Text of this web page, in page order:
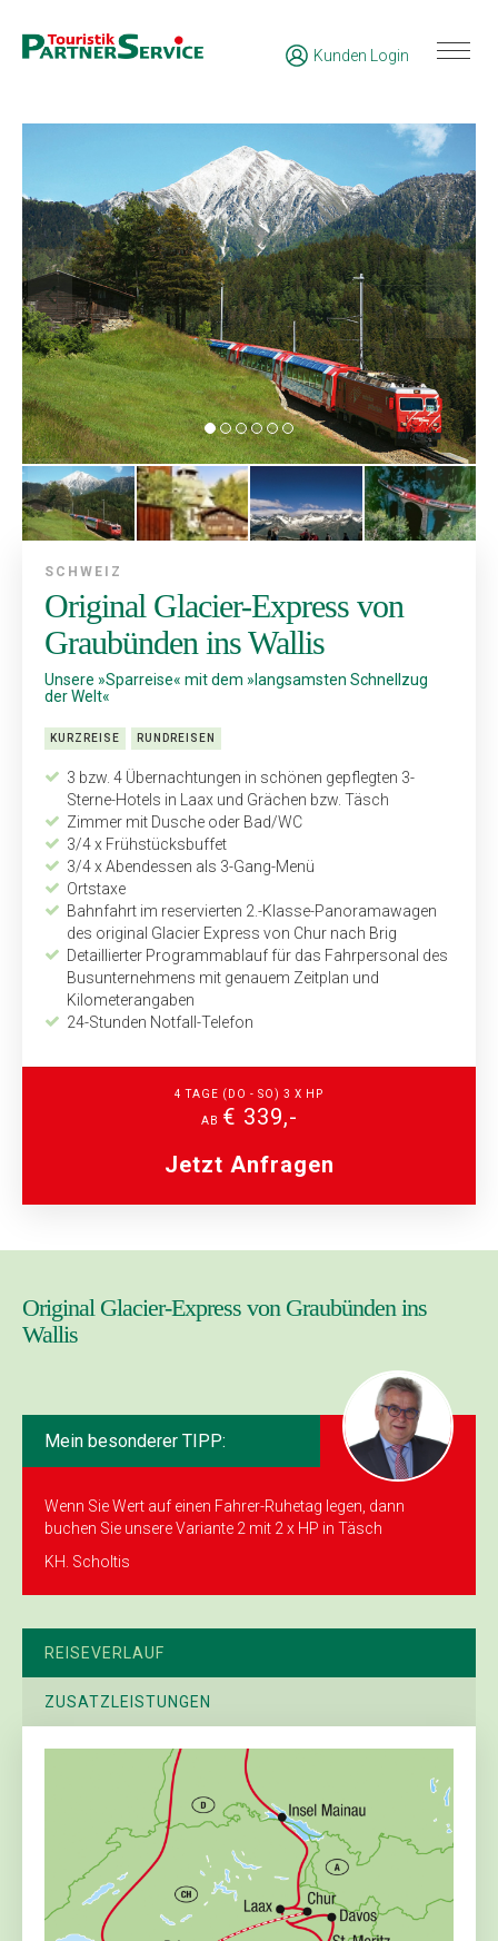
Kunden Login
SCHWEIZ
Original Glacier-Express von
Graubünden ins Wallis
Unsere »Sparreise« mit dem »langsamsten Schnellzug
der Welt«
KURZREISE RUNDREISEN
3 bzw. 4 Übernachtungen in schönen gepflegten 3-
Sterne-Hotels in Laax und Grächen bzw. Täsch
Zimmer mit Dusche oder Bad/WC
3/4 x Frühstücksbuffet
3/4 x Abendessen als 3-Gang-Menü
Ortstaxe
Bahnfahrt im reservierten 2.-Klasse-Panoramawagen
des original Glacier Express von Chur nach Brig
Detaillierter Programmablauf für das Fahrpersonal des
Bus­unternehmens mit genauem Zeitplan und
Kilometerangaben
24-Stunden Notfall-Telefon
4 TAGE (DO - SO) 3 X HP
AB € 339,-
Jetzt Anfragen
Original Glacier-Express von Graubünden ins
Wallis
Mein besonderer TIPP:
Wenn Sie Wert auf einen Fahrer-Ruhetag legen, dann
buchen Sie unsere Variante 2 mit 2 x HP in Täsch
KH. Scholtis
REISEVERLAUF
ZUSATZLEISTUNGEN